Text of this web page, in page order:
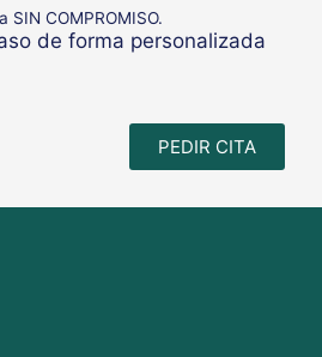
COMPROMISO.
de forma personalizada
PEDIR CITA